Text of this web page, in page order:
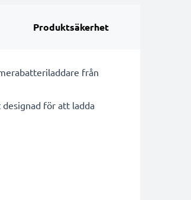
Produktsäkerhet
från
designad för att ladda